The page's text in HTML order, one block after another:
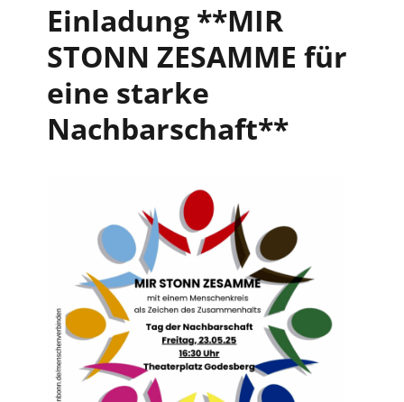
Einladung **MIR
STONN ZESAMME für
eine starke
Nachbarschaft**